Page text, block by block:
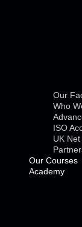
Our
Who
ISO
UK
Our Courses
Academy